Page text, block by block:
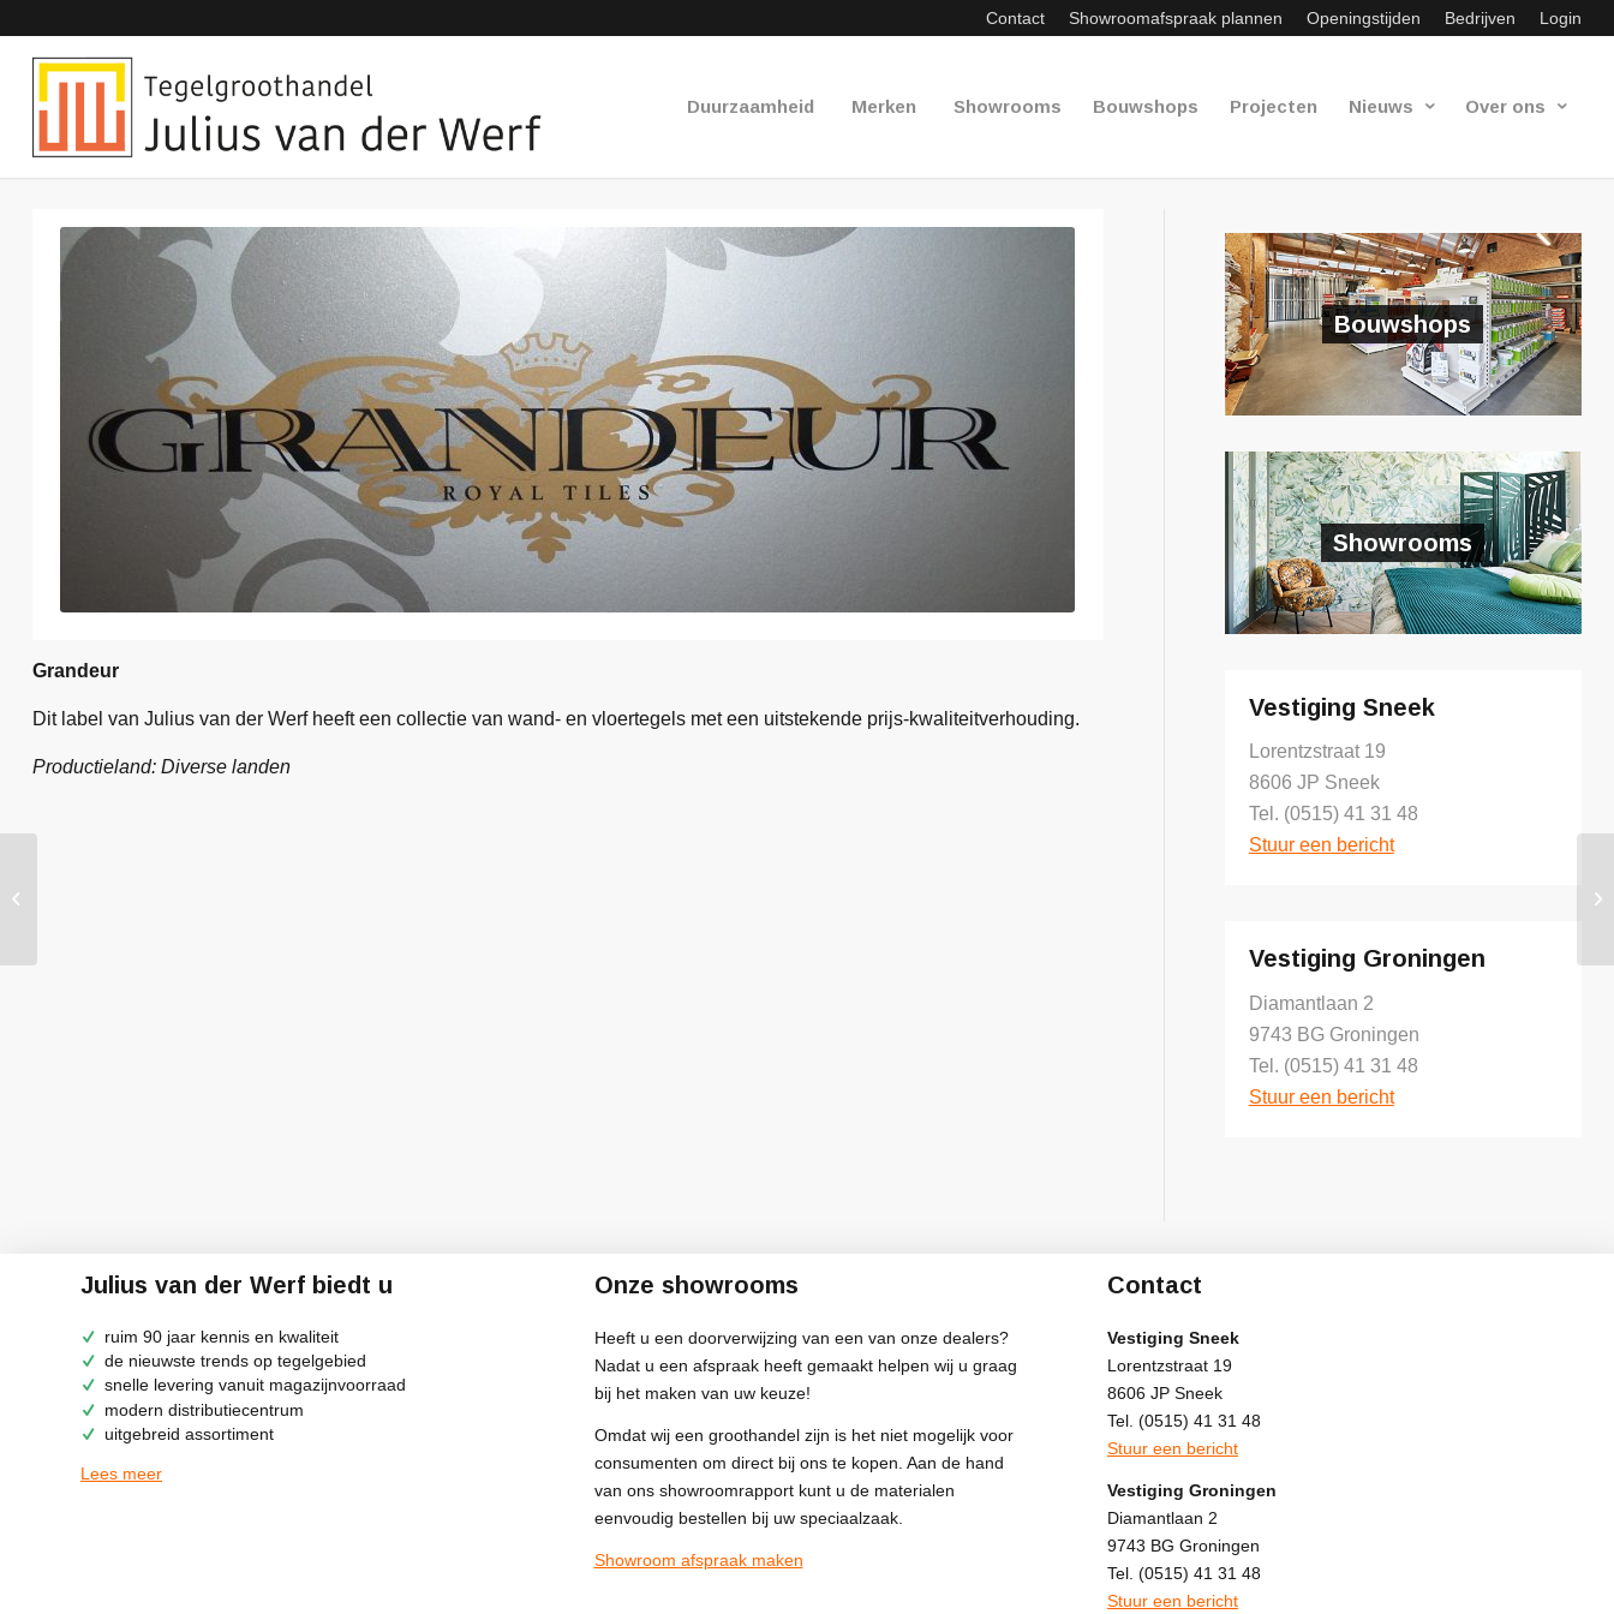
Contact Showroomafspraak plannen Openingstijden Bedrijven Login
Duurzaamheid Merken Showrooms Bouwshops Projecten Nieuws Over ons
Grandeur
Dit label van Julius van der Werf heeft een collectie van wand- en vloertegels met een uitstekende prijs-kwaliteitverhouding.
Productieland: Diverse landen
Bouwshops
Showrooms
Vestiging Sneek
Lorentzstraat 19
8606 JP Sneek
Tel. (0515) 41 31 48
Stuur een bericht
Vestiging Groningen
Diamantlaan 2
9743 BG Groningen
Tel. (0515) 41 31 48
Stuur een bericht
Julius van der Werf biedt u
ruim 90 jaar kennis en kwaliteit
de nieuwste trends op tegelgebied
snelle levering vanuit magazijnvoorraad
modern distributiecentrum
uitgebreid assortiment
Lees meer
Onze showrooms
Heeft u een doorverwijzing van een van onze dealers?
Nadat u een afspraak heeft gemaakt helpen wij u graag
bij het maken van uw keuze!
Omdat wij een groothandel zijn is het niet mogelijk voor
consumenten om direct bij ons te kopen. Aan de hand
van ons showroomrapport kunt u de materialen
eenvoudig bestellen bij uw speciaalzaak.
Showroom afspraak maken
Contact
Vestiging Sneek
Lorentzstraat 19
8606 JP Sneek
Tel. (0515) 41 31 48
Stuur een bericht
Vestiging Groningen
Diamantlaan 2
9743 BG Groningen
Tel. (0515) 41 31 48
Stuur een bericht